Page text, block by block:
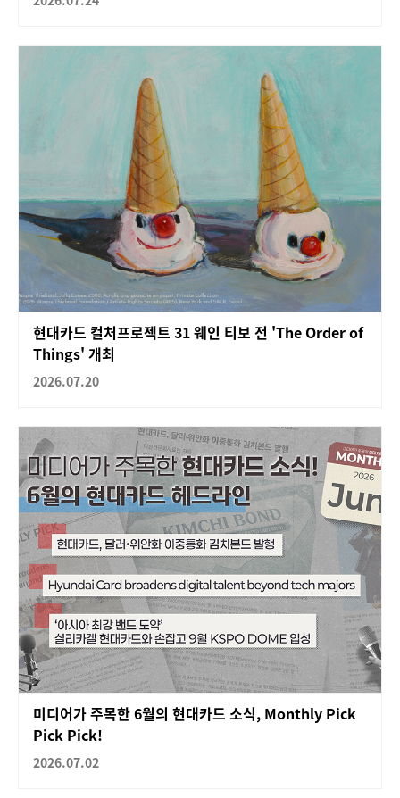
현대카드 컬처프로젝트 31 웨인 티보 전 'The Order of
Things' 개최
2026.07.20
미디어가 주목한 6월의 현대카드 소식, Monthly Pick
Pick Pick!
2026.07.02